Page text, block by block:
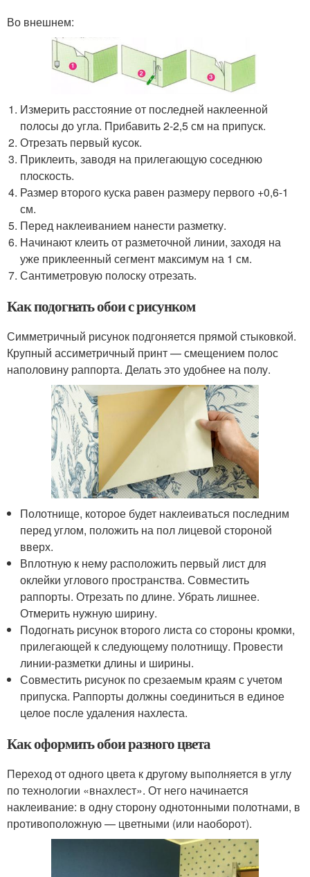
Во внешнем:
Измерить расстояние от последней наклеенной
полосы до угла. Прибавить 2-2,5 см на припуск.
Отрезать первый кусок.
Приклеить, заводя на прилегающую соседнюю
плоскость.
Размер второго куска равен размеру первого +0,6-1
см.
Перед наклеиванием нанести разметку.
Начинают клеить от разметочной линии, заходя на
уже приклеенный сегмент максимум на 1 см.
Сантиметровую полоску отрезать.
Как подогнать обои с рисунком
Симметричный рисунок подгоняется прямой стыковкой.
Крупный ассиметричный принт — смещением полос
наполовину раппорта. Делать это удобнее на полу.
Полотнище, которое будет наклеиваться последним
перед углом, положить на пол лицевой стороной
вверх.
Вплотную к нему расположить первый лист для
оклейки углового пространства. Совместить
раппорты. Отрезать по длине. Убрать лишнее.
Отмерить нужную ширину.
Подогнать рисунок второго листа со стороны кромки,
прилегающей к следующему полотнищу. Провести
линии-разметки длины и ширины.
Совместить рисунок по срезаемым краям с учетом
припуска. Раппорты должны соединиться в единое
целое после удаления нахлеста.
Как оформить обои разного цвета
Переход от одного цвета к другому выполняется в углу
по технологии «внахлест». От него начинается
наклеивание: в одну сторону однотонными полотнами, в
противоположную — цветными (или наоборот).